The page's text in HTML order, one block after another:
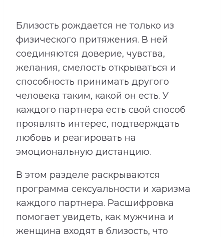
Близость рождается не только из
физического притяжения. В ней
соединяются доверие, чувства,
желания, смелость открываться и
способность принимать другого
человека таким, какой он есть. У
каждого партнера есть свой способ
проявлять интерес, подтверждать
любовь и реагировать на
эмоциональную дистанцию.
В этом разделе раскрываются
программа сексуальности и харизма
каждого партнера. Расшифровка
помогает увидеть, как мужчина и
женщина входят в близость, что